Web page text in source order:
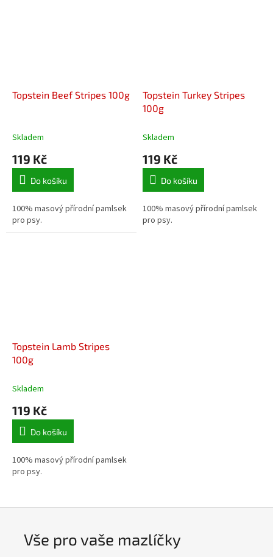
Topstein Beef Stripes 100g
Skladem
119 Kč
Do košíku
100% masový přírodní pamlsek
pro psy.
Topstein Turkey Stripes
100g
Skladem
119 Kč
Do košíku
100% masový přírodní pamlsek
pro psy.
Topstein Lamb Stripes
100g
Skladem
119 Kč
Do košíku
100% masový přírodní pamlsek
pro psy.
Vše pro vaše mazlíčky